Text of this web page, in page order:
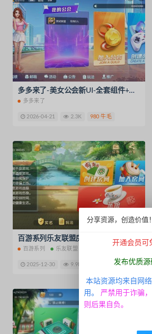
多多来了-美女公会新UI-全套组件+环境
多多来了
2026-04-21 2.3K 980 牛毛
百游系列乐友联盟房卡棋牌带AI机器人
百游系列 乐友联盟
2025-12-30 9.9K
分享资源，创造价值！
开通会员可
发布优质源
本站资源均来自网
用。
严禁用于诈骗
则后果自负。